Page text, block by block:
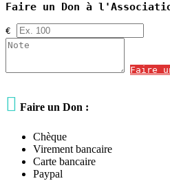
Faire un Don à
€
Faire
 Faire un Don :
Chèque
Virement bancaire
Carte bancaire
Paypal